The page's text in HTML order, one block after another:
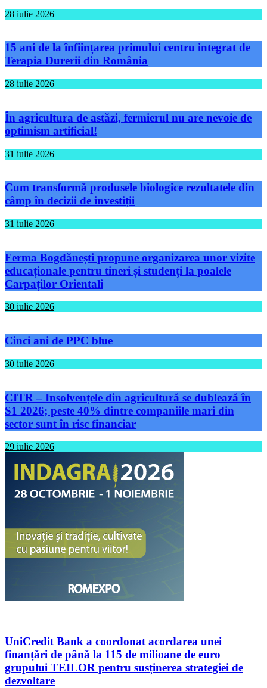
28 iulie 2026
15 ani de la înființarea primului centru integrat de
Terapia Durerii din România
28 iulie 2026
În agricultura de astăzi, fermierul nu are nevoie de
optimism artificial!
31 iulie 2026
Cum transformă produsele biologice rezultatele din
câmp în decizii de investiții
31 iulie 2026
Ferma Bogdănești propune organizarea unor vizite
educaționale pentru tineri și studenți la poalele
Carpaților Orientali
30 iulie 2026
Cinci ani de PPC blue
30 iulie 2026
CITR – Insolvențele din agricultură se dublează în
S1 2026; peste 40% dintre companiile mari din
sector sunt în risc financiar
29 iulie 2026
UniCredit Bank a coordonat acordarea unei
finanțări de până la 115 de milioane de euro
grupului TEILOR pentru susținerea strategiei de
dezvoltare